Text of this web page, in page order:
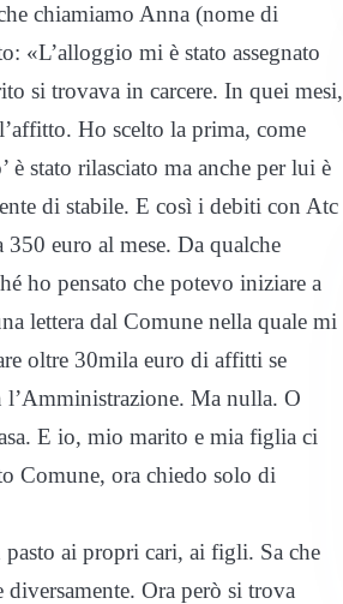
chiamiamo Anna (nome di
«L’alloggio mi è stato assegnato
si trovava in carcere. In quei mesi,
Ho scelto la prima, come
stato rilasciato ma anche per lui è
di stabile. E così i debiti con Atc
euro al mese. Da qualche
ho pensato che potevo iniziare a
lettera dal Comune nella quale mi
oltre 30mila euro di affitti se
Ma nulla. O
E io, mio marito e mia figlia ci
Comune, ora chiedo solo di
ai propri cari, ai figli. Sa che
Ora però si trova